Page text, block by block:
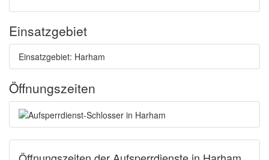
Einsatzgebiet
Einsatzgebiet: Harham
Öffnungszeiten